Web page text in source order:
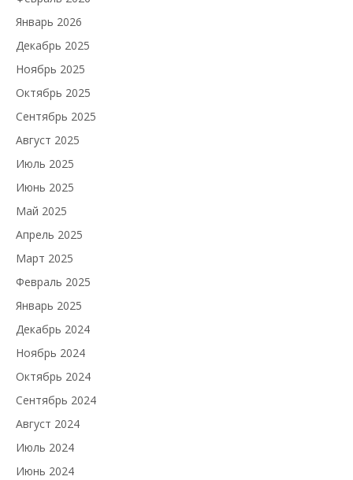
Январь 2026
Декабрь 2025
Ноябрь 2025
Октябрь 2025
Сентябрь 2025
Август 2025
Июль 2025
Июнь 2025
Май 2025
Апрель 2025
Март 2025
Февраль 2025
Январь 2025
Декабрь 2024
Ноябрь 2024
Октябрь 2024
Сентябрь 2024
Август 2024
Июль 2024
Июнь 2024